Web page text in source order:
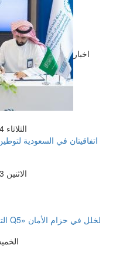
اخبار
الثلاثاء 04 أغسطس 2026 09:32 مساءً
اتفاقيتان في السعودية
الاثنين 03 أغسطس 2026 04:50 مساءً
«التجارة»: استدعاء 96 مركبة «أودي Q5» لخلل في حزام الأمان
الخميس 30 يوليو